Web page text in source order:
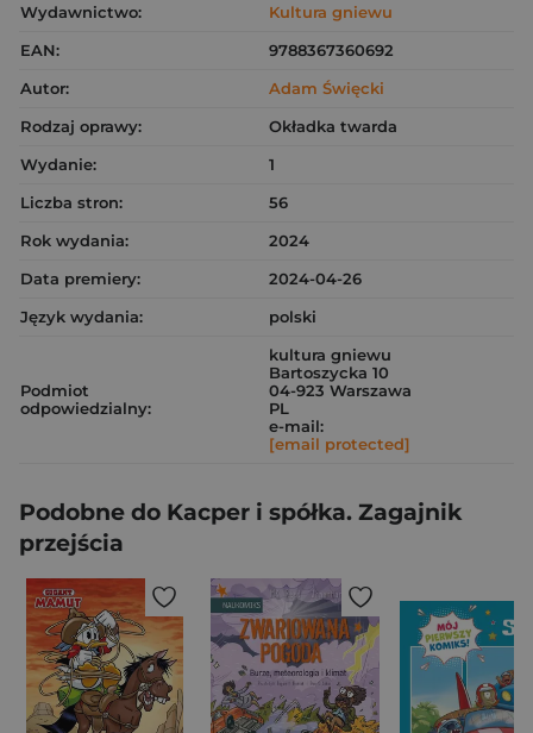
Wydawnictwo:
Kultura gniewu
EAN:
9788367360692
Autor:
Adam Święcki
Rodzaj oprawy:
Okładka twarda
Wydanie:
1
Liczba stron:
56
Rok wydania:
2024
Data premiery:
2024-04-26
Język wydania:
polski
Podmiot
odpowiedzialny:
kultura gniewu
Bartoszycka 10
04-923 Warszawa
PL
e-mail:
[email protected]
Podobne do Kacper i spółka. Zagajnik
przejścia